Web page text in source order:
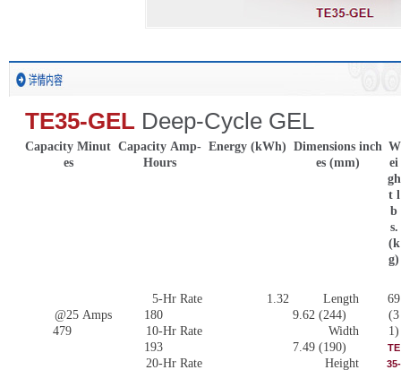
TE35-GEL Deep-Cycle GEL
Capacity Minut
es
Capacity Amp-
Hours
Energy (kWh) Dimensions inch
es (mm)
W
ei
gh
t l
b
s.
(k
g)
@25 Amps
479
5-Hr Rate
180
10-Hr Rate
193
20-Hr Rate
1.32
Length
9.62 (244)
Width
7.49 (190)
Height
69
(3
1)
TE
35-